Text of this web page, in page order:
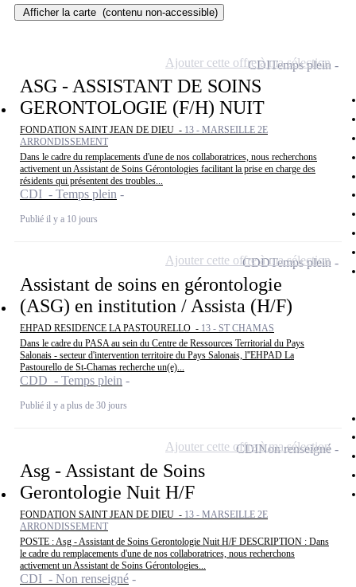
Afficher la carte (contenu non-accessible)
ASG - ASSISTANT DE SOINS
GERONTOLOGIE (F/H) NUIT
FONDATION SAINT JEAN DE DIEU - 13 - MARSEILLE 2E
ARRONDISSEMENT
Dans le cadre du remplacements d'une de nos collaboratrices, nous recherchons
activement un Assistant de Soins Gérontologies facilitant la prise en charge des
résidents qui présentent des troubles...
CDI - Temps plein
Publié il y a 10 jours
CDITemps plein
Ajouter cette offre à ma sélection
Assistant de soins en gérontologie
(ASG) en institution / Assista (H/F)
EHPAD RESIDENCE LA PASTOURELLO - 13 - ST CHAMAS
Dans le cadre du PASA au sein du Centre de Ressources Territorial du Pays
Salonais - secteur d'intervention territoire du Pays Salonais, l''EHPAD La
Pastourello de St-Chamas recherche un(e)...
CDD - Temps plein
Publié il y a plus de 30 jours
CDDTemps plein
Ajouter cette offre à ma sélection
Asg - Assistant de Soins
Gerontologie Nuit H/F
FONDATION SAINT JEAN DE DIEU - 13 - MARSEILLE 2E
ARRONDISSEMENT
POSTE : Asg - Assistant de Soins Gerontologie Nuit H/F DESCRIPTION : Dans
le cadre du remplacements d'une de nos collaboratrices, nous recherchons
activement un Assistant de Soins Gérontologies...
CDI - Non renseigné
CDINon renseigné
Ajouter cette offre à ma sélection